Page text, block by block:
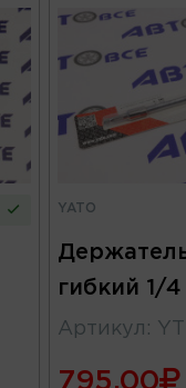
YATO
гибкий 1/
Артикул :
795.00